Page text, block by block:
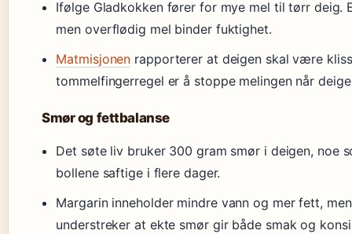
Ifølge Gladkokken fører for mye mel til tørr deig.
men overflødig mel binder fuktighet.
Matmisjonen rapporterer at deigen skal være
tommelfingerregel er å stoppe melingen når
Smør og fettbalanse
Det søte liv bruker 300 gram smør i deigen, noe
bollene saftige i flere dager.
Margarin inneholder mindre vann og mer fett,
understreker at ekte smør gir både smak og